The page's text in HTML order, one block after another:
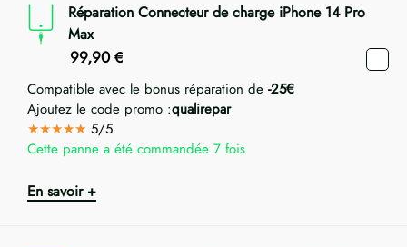
Réparation Connecteur de charge iPhone 14 Pro
Max
99,90 €
Compatible avec le bonus réparation de -25€
Ajoutez le code promo :qualirepar
★★★★★ 5/5
Cette panne a été commandée 7 fois
En savoir +